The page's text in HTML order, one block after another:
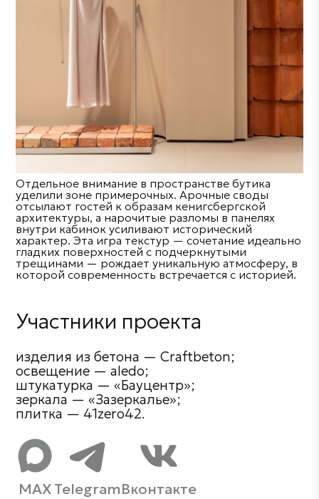
Отдельное внимание в пространстве бутика
уделили зоне примерочных. Арочные своды
отсылают гостей к образам кенигсбергской
архитектуры, а нарочитые разломы в панелях
внутри кабинок усиливают исторический
характер. Эта игра текстур — сочетание идеально
гладких поверхностей с подчеркнутыми
трещинами — рождает уникальную атмосферу, в
которой современность встречается с историей.
Участники проекта
изделия из бетона — Craftbeton;
освещение — aledo;
штукатурка — «Бауцентр»;
зеркала — «Зазеркалье»;
плитка — 41zero42.
MAXTelegramВконтакте